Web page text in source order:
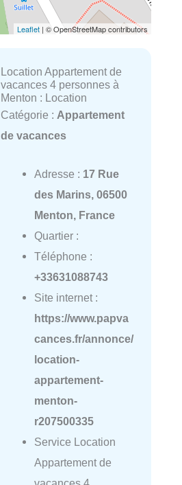
Leaflet | © OpenStreetMap contributors
Location Appartement de
vacances 4 personnes à
Menton : Location
Catégorie : Appartement
de vacances
Adresse : 17 Rue
des Marins, 06500
Menton, France
Quartier :
Téléphone :
+33631088743
Site internet :
https://www.papva
cances.fr/annonce/
location-
appartement-
menton-
r207500335
Service Location
Appartement de